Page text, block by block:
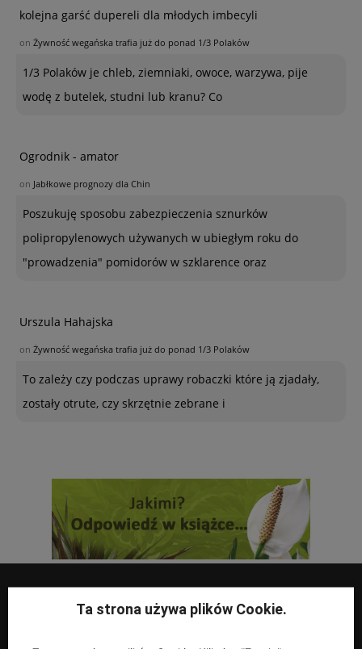
kolejna garść dupereli dla młodych imbecyli
on Żywność wegańska trafia już do ponad 1/3 Polaków
1/3 Polaków je chleb, ziemniaki, owoce, warzywa, pije
wodę z butelek, studni lub kranu? Co
Ogrodnik - amator
on Jabłkowe prognozy dla Chin
Poszukuję sposobu zabezpieczenia sznurków
polipropylenowych używanych w ubiegłym roku do
"prowadzenia" pomidorów w szklarence oraz
Urszula Hahajska
on Żywność wegańska trafia już do ponad 1/3 Polaków
To zależy czy podczas uprawy robaczki które ją zjadały,
zostały otrute, czy skrzętnie zebrane i
Ta strona używa plików Cookie.